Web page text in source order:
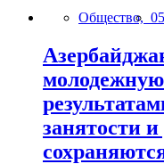
Общество,
занятости